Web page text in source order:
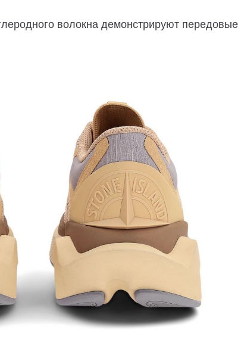
волокна демонстрируют передовые